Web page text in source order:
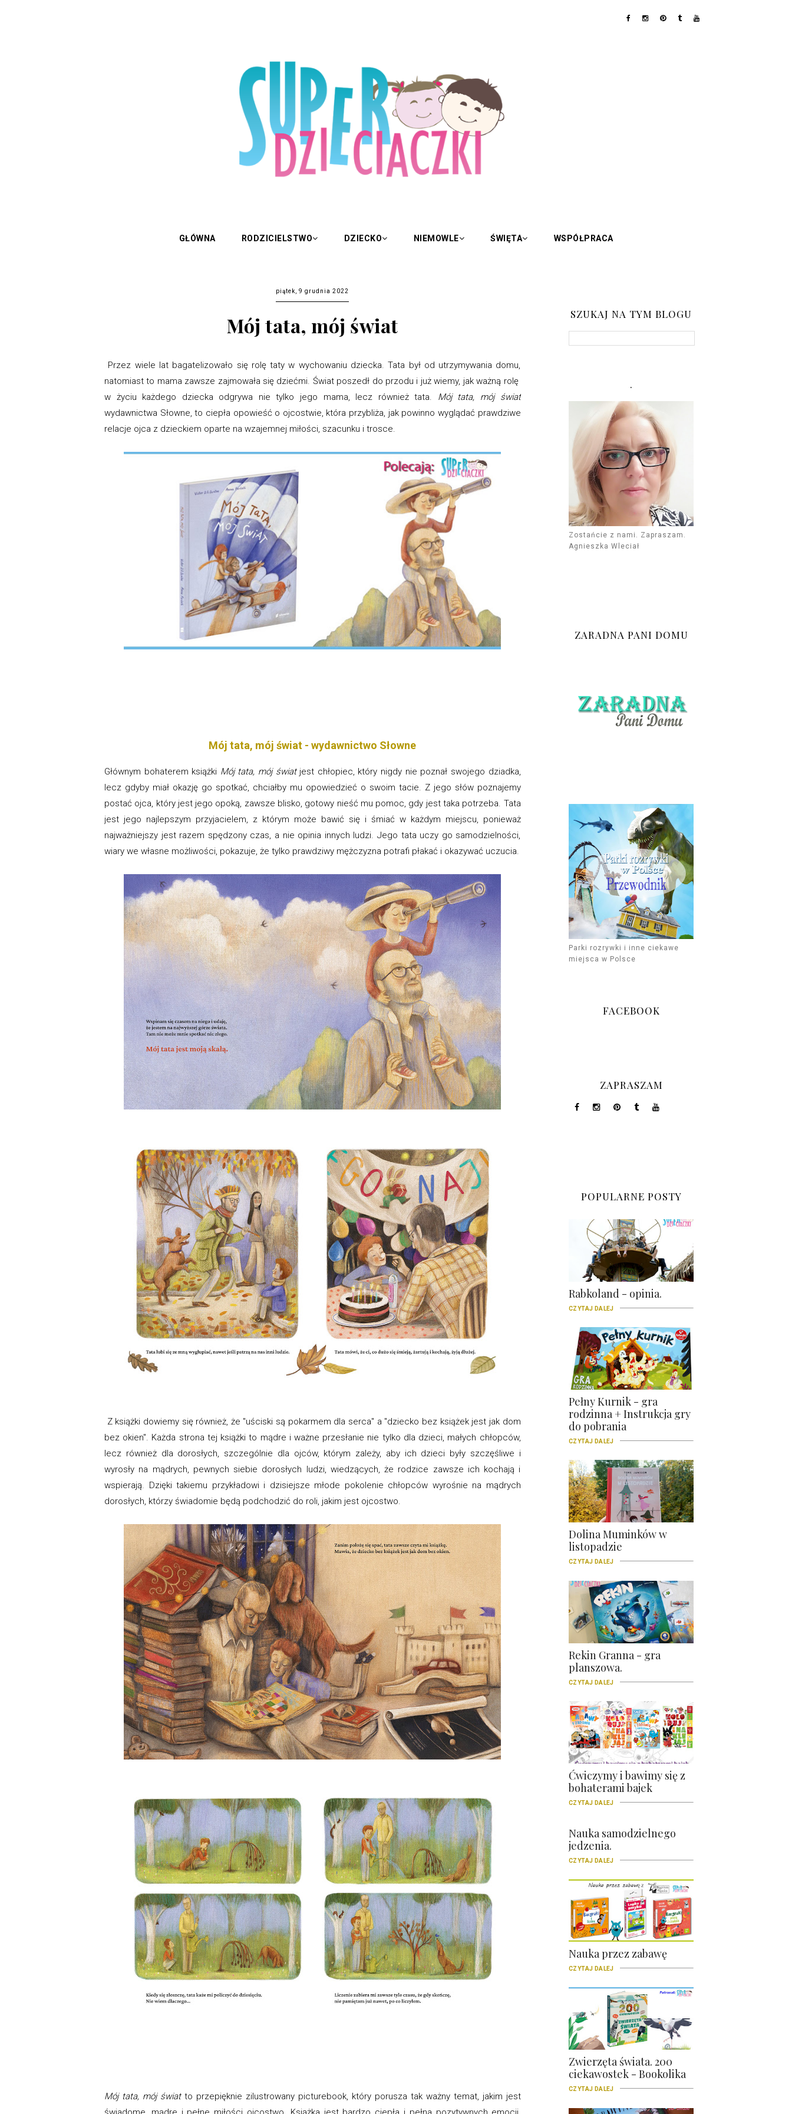
GŁÓWNA RODZICIELSTWO DZIECKO NIEMOWLE ŚWIĘTA WSPÓŁPRACA
piątek, 9 grudnia 2022
Mój tata, mój świat
Przez wiele lat bagatelizowało się rolę taty w wychowaniu dziecka. Tata był od utrzymywania domu,
natomiast to mama zawsze zajmowała się dziećmi. Świat poszedł do przodu i już wiemy, jak ważną rolę
w życiu każdego dziecka odgrywa nie tylko jego mama, lecz również tata. Mój tata, mój świat
wydawnictwa Słowne, to ciepła opowieść o ojcostwie, która przybliża, jak powinno wyglądać prawdziwe
relacje ojca z dzieckiem oparte na wzajemnej miłości, szacunku i trosce.
Mój tata, mój świat - wydawnictwo Słowne
Głównym bohaterem książki Mój tata, mój światjest chłopiec, który nigdy nie poznał swojego dziadka,
lecz gdyby miał okazję go spotkać, chciałby mu opowiedzieć o swoim tacie. Z jego słów poznajemy
postać ojca, który jest jego opoką, zawsze blisko, gotowy nieść mu pomoc, gdy jest taka potrzeba. Tata
jest jego najlepszym przyjacielem, z którym może bawić się i śmiać w każdym miejscu, ponieważ
najważniejszy jest razem spędzony czas, a nie opinia innych ludzi. Jego tata uczy go samodzielności,
wiary we własne możliwości, pokazuje, że tylko prawdziwy mężczyzna potrafi płakać i okazywać uczucia.
Z książki dowiemy się również, że "uściski są pokarmem dla serca" a "dziecko bez książek jest jak dom
bez okien". Każda strona tej książki to mądre i ważne przesłanie nie tylko dla dzieci, małych chłopców,
lecz również dla dorosłych, szczególnie dla ojców, którym zależy, aby ich dzieci były szczęśliwe i
wyrosły na mądrych, pewnych siebie dorosłych ludzi, wiedzących, że rodzice zawsze ich kochają i
wspierają. Dzięki takiemu przykładowi i dzisiejsze młode pokolenie chłopców wyrośnie na mądrych
dorosłych, którzy świadomie będą podchodzić do roli, jakim jest ojcostwo.
Mój tata, mój światto przepięknie zilustrowany picturebook, który porusza tak ważny temat, jakim jest
SZUKAJ NA TYM BLOGU
.
Zostańcie z nami. Zapraszam.
Agnieszka Wleciał
ZARADNA PANI DOMU
Parki rozrywki i inne ciekawe
miejsca w Polsce
FACEBOOK
ZAPRASZAM
POPULARNE POSTY
Rabkoland - opinia.
CZYTAJ DALEJ
Pełny Kurnik - gra
rodzinna + Instrukcja gry
do pobrania
CZYTAJ DALEJ
Dolina Muminków w
listopadzie
CZYTAJ DALEJ
Rekin Granna - gra
planszowa.
CZYTAJ DALEJ
Ćwiczymy i bawimy się z
bohaterami bajek
CZYTAJ DALEJ
Nauka samodzielnego
jedzenia.
CZYTAJ DALEJ
Nauka przez zabawę
CZYTAJ DALEJ
Zwierzęta świata. 200
ciekawostek - Bookolika
CZYTAJ DALEJ